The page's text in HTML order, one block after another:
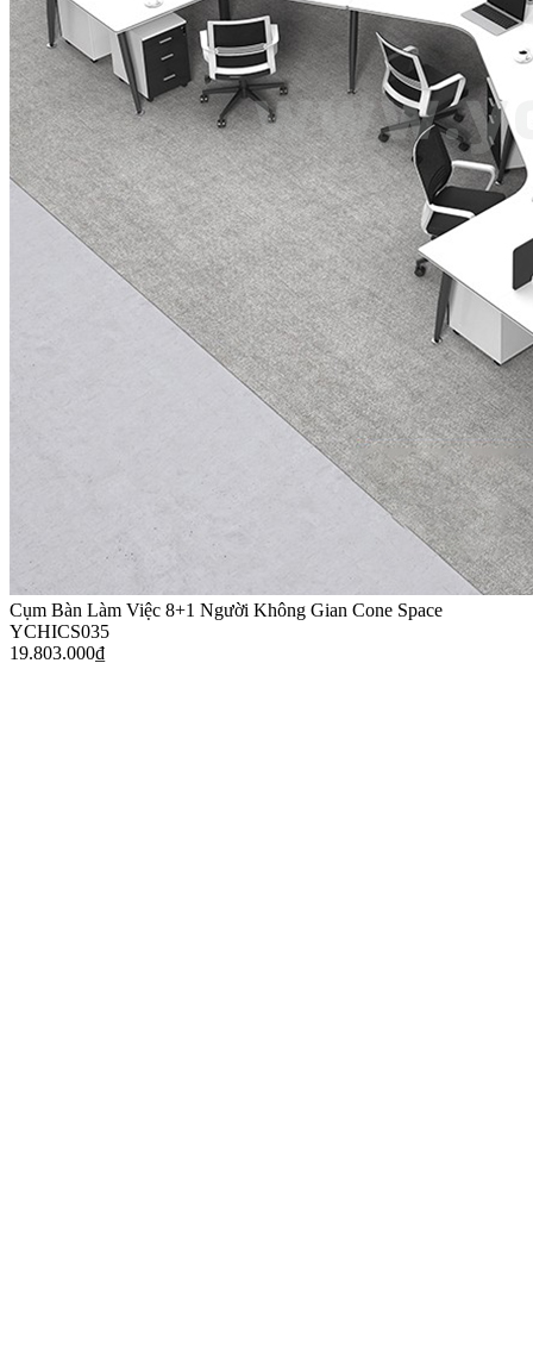
Cụm Bàn Làm Việc 8+1 Người Không Gian Cone Space
YCHICS035
19.803.000₫